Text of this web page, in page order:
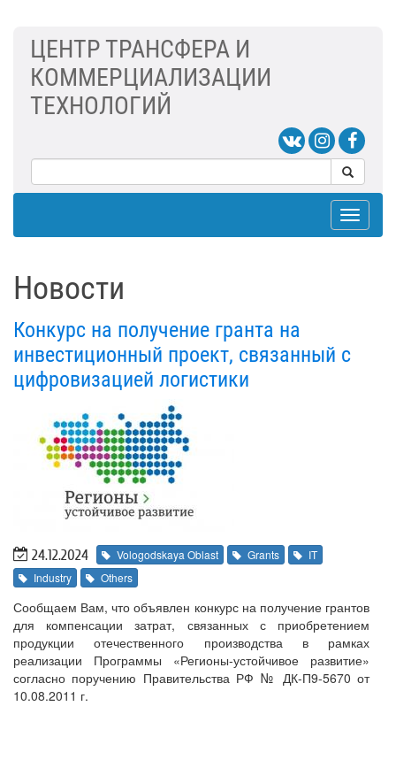
ЦЕНТР ТРАНСФЕРА И
КОММЕРЦИАЛИЗАЦИИ
ТЕХНОЛОГИЙ
Toggle
Новости
Конкурс на получение гранта на
инвестиционный проект, связанный с
цифровизацией логистики
24.12.2024 Vologodskaya Oblast Grants
IT
Industry
Others
Сообщаем Вам, что объявлен конкурс на получение грантов
для компенсации затрат, связанных с приобретением
продукции отечественного производства в рамках
реализации Программы «Регионы-устойчивое развитие»
согласно поручению Правительства РФ № ДК-П9-5670 от
10.08.2011 г.